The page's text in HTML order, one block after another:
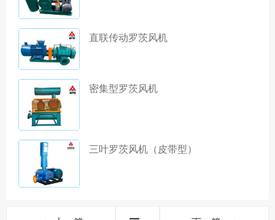
直联传动罗茨风机
密集型罗茨风机
三叶罗茨风机（皮带型）